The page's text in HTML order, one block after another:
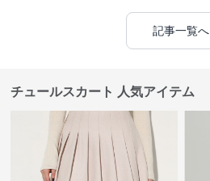
記事一覧へ
チュールスカート 人気アイテム